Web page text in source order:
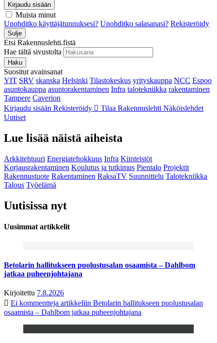
Kirjaudu sisään
Muista minut
Unohditko käyttäjätunnuksesi? Unohditko salasanasi? Rekisteröidy
Sulje
Etsi Rakennuslehti.fistä
Hae tältä sivustolta
Haku
Suositut avainsanat
YIT SRV skanska Helsinki Tilastokeskus yrityskauppa NCC Espoo
asuntokauppa asuntorakentaminen Infra talotekniikka rakentaminen
Tampere Caverion
Kirjaudu sisään Rekisteröidy Tilaa Rakennuslehti Näköislehdet
Uutiset
Lue lisää näistä aiheista
Arkkitehtuuri Energiatehokkuus Infra Kiinteistöt
Korjausrakentaminen Koulutus ja tutkimus Pientalo Projektit
Rakennustuote Rakentaminen RaksaTV Suunnittelu Talotekniikka
Talous Työelämä
Uutisissa nyt
Uusimmat artikkelit
Betolarin hallitukseen puolustusalan osaamista – Dahlbom
jatkaa puheenjohtajana
Kirjoitettu 7.8.2026
Ei kommentteja artikkeliin Betolarin hallitukseen puolustusalan
osaamista – Dahlbom jatkaa puheenjohtajana